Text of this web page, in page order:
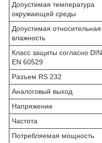
Допустимая температура
окружающей среды
Допустимая относительная
влажность
Класс защиты согласно DIN
EN 60529
Разъем RS 232
Аналоговый выход
Напряжение
Частота
Потребляемая мощность